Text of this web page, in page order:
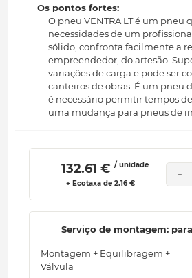
Os pontos fortes:
O pneu VENTRA LT é um pneu
necessidades de um
sólido, confronta facilmente a
empreendedor, do artesão.
variações de carga e pode ser
canteiros de obras. É um pneu
é necessário permitir tempos
uma mudança para pneus de
132.61 € / unidade
+ Ecotaxa de 2.16 €
-
Serviço de montagem:
Montagem + Equilibragem +
Válvula